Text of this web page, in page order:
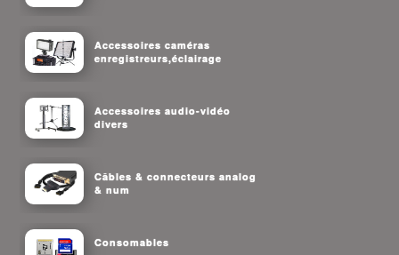
Accessoires caméras
enregistreurs,éclairage
Accessoires audio-vidéo
divers
Câbles & connecteurs analog
& num
Consomables